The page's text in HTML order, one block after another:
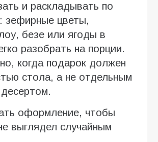
и раскладывать по
зефирные цветы,
безе или ягоды в
разобрать на порции.
когда подарок должен
стола, а не отдельным
оформление, чтобы
выглядел случайным